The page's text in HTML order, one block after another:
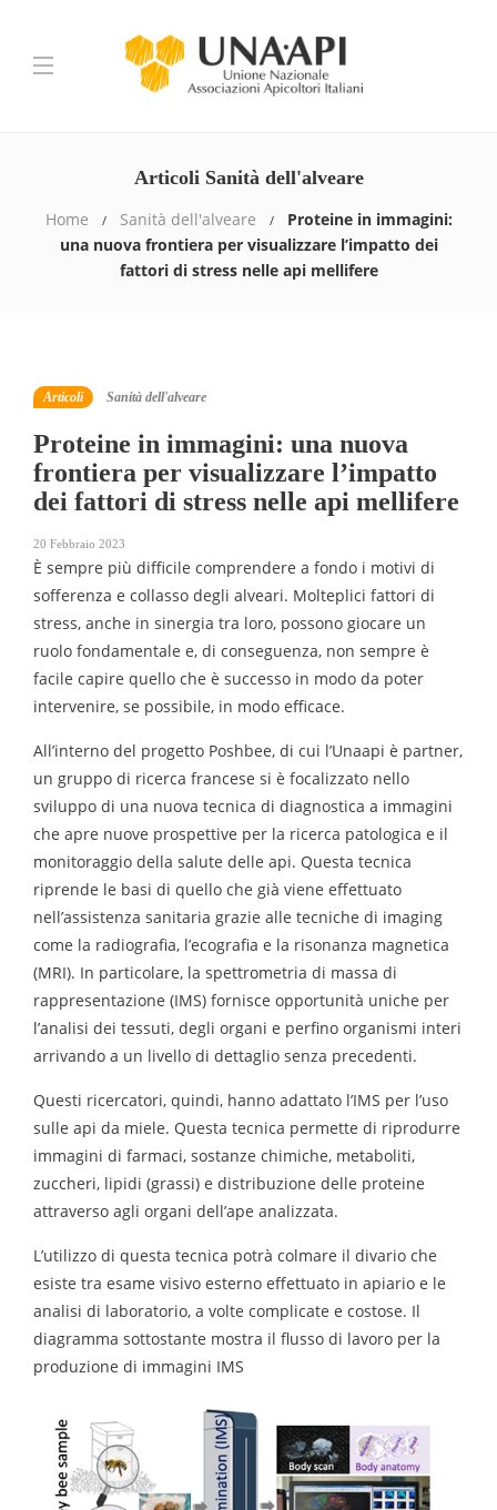
Articoli Sanità dell'alveare
Home Sanità dell'alveare
Proteine in immagini:
una nuova frontiera per visualizzare l’impatto dei
fattori di stress nelle api mellifere
Articoli Sanità dell'alveare
Proteine in immagini: una nuova
frontiera per visualizzare l’impatto
dei fattori di stress nelle api mellifere
20 Febbraio 2023
È sempre più difficile comprendere a fondo i motivi di
sofferenza e collasso degli alveari. Molteplici fattori di
stress, anche in sinergia tra loro, possono giocare un
ruolo fondamentale e, di conseguenza, non sempre è
facile capire quello che è successo in modo da poter
intervenire, se possibile, in modo efficace.
All’interno del progetto Poshbee, di cui l’Unaapi è partner,
un gruppo di ricerca francese si è focalizzato nello
sviluppo di una nuova tecnica di diagnostica a immagini
che apre nuove prospettive per la ricerca patologica e il
monitoraggio della salute delle api. Questa tecnica
riprende le basi di quello che già viene effettuato
nell’assistenza sanitaria grazie alle tecniche di imaging
come la radiografia, l’ecografia e la risonanza magnetica
(MRI). In particolare, la spettrometria di massa di
rappresentazione (IMS) fornisce opportunità uniche per
l’analisi dei tessuti, degli organi e perfino organismi interi
arrivando a un livello di dettaglio senza precedenti.
Questi ricercatori, quindi, hanno adattato l’IMS per l’uso
sulle api da miele. Questa tecnica permette di riprodurre
immagini di farmaci, sostanze chimiche, metaboliti,
zuccheri, lipidi (grassi) e distribuzione delle proteine
attraverso agli organi dell’ape analizzata.
L’utilizzo di questa tecnica potrà colmare il divario che
esiste tra esame visivo esterno effettuato in apiario e le
analisi di laboratorio, a volte complicate e costose. Il
diagramma sottostante mostra il flusso di lavoro per la
produzione di immagini IMS